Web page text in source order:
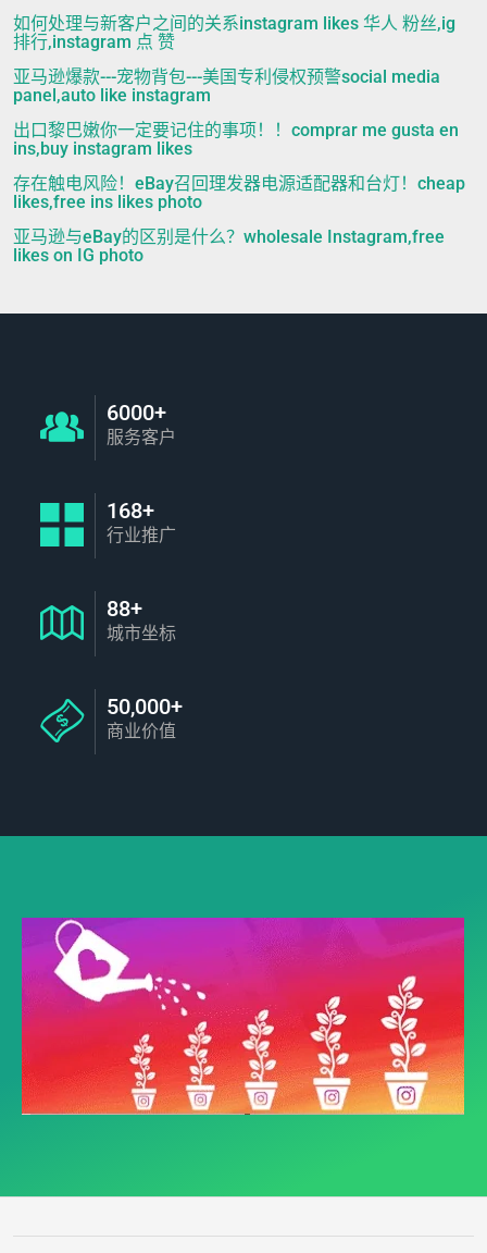
如何处理与新客户之间的关系instagram likes 华人 粉丝,ig
排行,instagram 点 赞
亚马逊爆款---宠物背包---美国专利侵权预警social media
panel,auto like instagram
出口黎巴嫩你一定要记住的事项！！comprar me gusta en
ins,buy instagram likes
存在触电风险！eBay召回理发器电源适配器和台灯！cheap
likes,free ins likes photo
亚马逊与eBay的区别是什么？wholesale Instagram,free
likes on IG photo
6000+
服务客户
168+
行业推广
88+
城市坐标
50,000+
商业价值